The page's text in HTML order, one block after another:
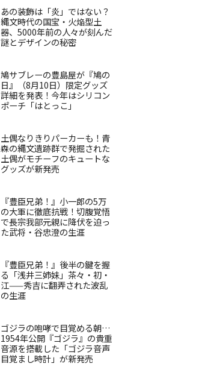
あの装飾は「炎」ではない？
縄文時代の国宝・火焔型土
器、5000年前の人々が刻んだ
謎とデザインの秘密
鳩サブレーの豊島屋が『鳩の
日』（8月10日）限定グッズ
詳細を発表！今年はシリコン
ポーチ「はとっこ」
土偶なりきりパーカーも！青
森の縄文遺跡群で発掘された
土偶がモチーフのキュートな
グッズが新発売
『豊臣兄弟！』小一郎の5万
の大軍に徹底抗戦！切腹覚悟
で長宗我部元親に降伏を迫っ
た武将・谷忠澄の生涯
『豊臣兄弟！』後半の鍵を握
る「浅井三姉妹」茶々・初・
江——秀吉に翻弄された波乱
の生涯
ゴジラの咆哮で目覚める朝…
1954年公開『ゴジラ』の貴重
音源を搭載した「ゴジラ音声
目覚まし時計」が新発売